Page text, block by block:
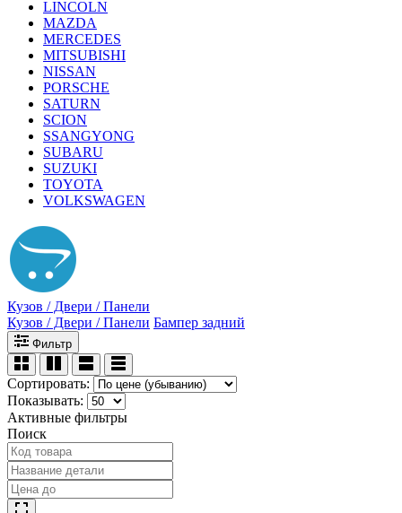
LINCOLN
MAZDA
MERCEDES
MITSUBISHI
NISSAN
PORSCHE
SATURN
SCION
SSANGYONG
SUBARU
SUZUKI
TOYOTA
VOLKSWAGEN
Кузов / Двери / Панели
Кузов / Двери / Панели Бампер задний
Фильтр
Сортировать:
Показывать:
Активные фильтры
Поиск